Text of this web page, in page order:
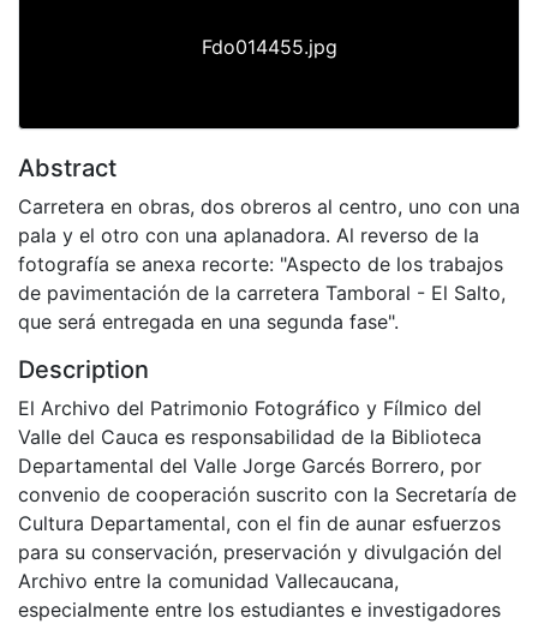
Fdo014455.jpg
Abstract
Carretera en obras, dos obreros al centro, uno con una
pala y el otro con una aplanadora. Al reverso de la
fotografía se anexa recorte: "Aspecto de los trabajos
de pavimentación de la carretera Tamboral - El Salto,
que será entregada en una segunda fase".
Description
El Archivo del Patrimonio Fotográfico y Fílmico del
Valle del Cauca es responsabilidad de la Biblioteca
Departamental del Valle Jorge Garcés Borrero, por
convenio de cooperación suscrito con la Secretaría de
Cultura Departamental, con el fin de aunar esfuerzos
para su conservación, preservación y divulgación del
Archivo entre la comunidad Vallecaucana,
especialmente entre los estudiantes e investigadores